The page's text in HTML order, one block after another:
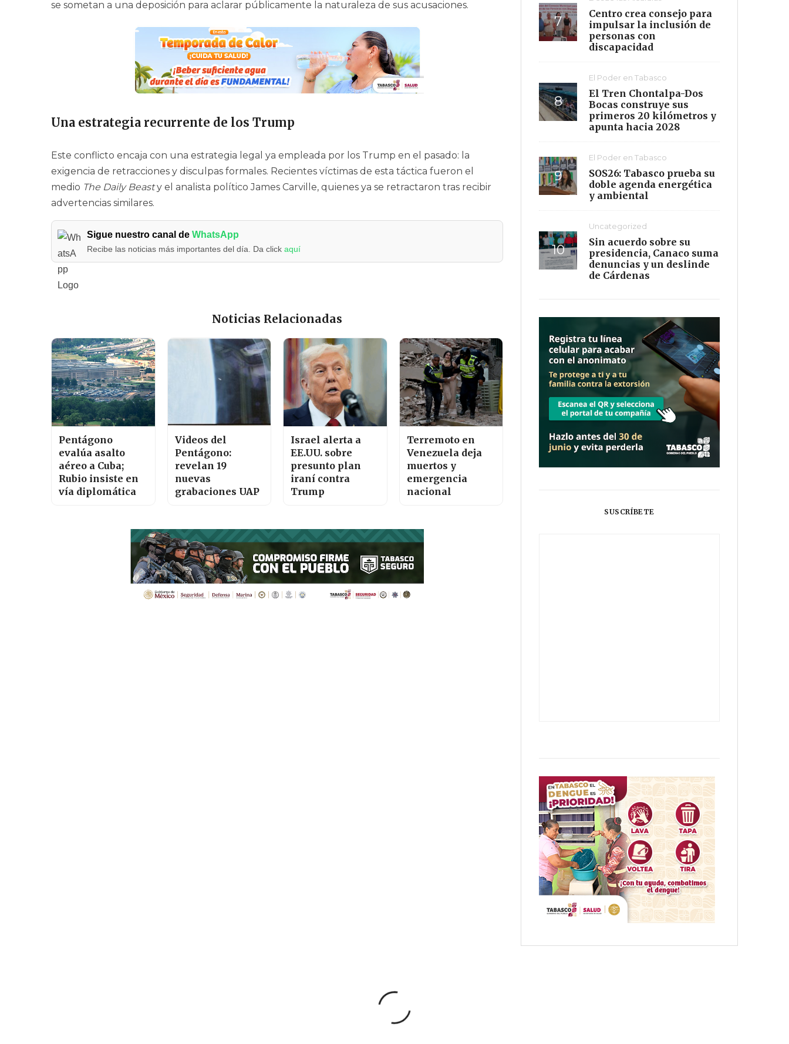
se sometan a una deposición para aclarar públicamente la naturaleza de sus acusaciones.
Una estrategia recurrente de los Trump
Este conflicto encaja con una estrategia legal ya empleada por los Trump en el pasado: la
exigencia de retracciones y disculpas formales. Recientes víctimas de esta táctica fueron el
medio The Daily Beasty el analista político James Carville, quienes ya se retractaron tras recibir
advertencias similares.
Sigue nuestro canal de WhatsApp
Recibe las noticias más importantes del día. Da click aquí
Noticias Relacionadas
Pentágono
evalúa asalto
aéreo a Cuba;
Rubio insiste en
vía diplomática
Videos del
Pentágono:
revelan 19
nuevas
grabaciones UAP
Israel alerta a
EE.UU. sobre
presunto plan
iraní contra
Trump
Terremoto en
Venezuela deja
muertos y
emergencia
nacional
Centro crea consejo para
impulsar la inclusión de
personas con
discapacidad
El Poder en Tabasco
El Tren Chontalpa-Dos
Bocas construye sus
primeros 20 kilómetros y
apunta hacia 2028
El Poder en Tabasco
SOS26: Tabasco prueba su
doble agenda energética
y ambiental
Uncategorized
Sin acuerdo sobre su
presidencia, Canaco suma
denuncias y un deslinde
de Cárdenas
SUSCRÍBETE